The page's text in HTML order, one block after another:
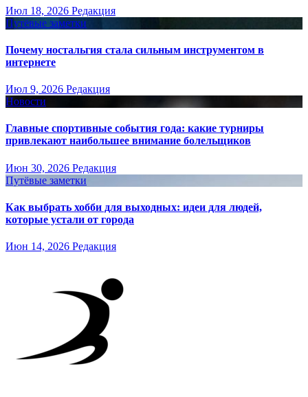
Июл 18, 2026 Редакция
Путёвые заметки
Почему ностальгия стала сильным инструментом в
интернете
Июл 9, 2026 Редакция
Новости
Главные спортивные события года: какие турниры
привлекают наибольшее внимание болельщиков
Июн 30, 2026 Редакция
Путёвые заметки
Как выбрать хобби для выходных: идеи для людей,
которые устали от города
Июн 14, 2026 Редакция